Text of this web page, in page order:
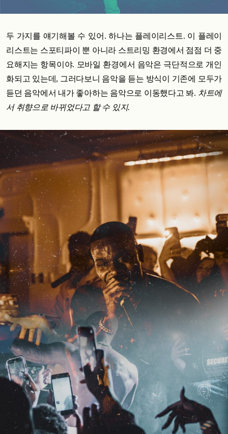
두 가지를 얘기해볼 수 있어. 하나는 플레이리스트. 이 플레이
리스트는 스포티파이 뿐 아니라 스트리밍 환경에서 점점 더 중
요해지는 항목이야. 모바일 환경에서 음악은 극단적으로 개인
화되고 있는데, 그러다보니 음악을 듣는 방식이 기존에 모두가
듣던 음악에서 내가 좋아하는 음악으로 이동했다고 봐. 차트에
서 취향으로 바뀌었다고 할 수 있지.